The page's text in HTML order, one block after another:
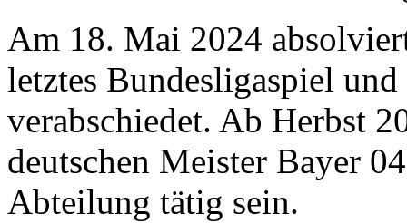
Am 18. Mai 2024
letztes Bundesligaspiel
verabschiedet. Ab Herbst
deutschen Meister Bayer
Abteilung tätig sein.